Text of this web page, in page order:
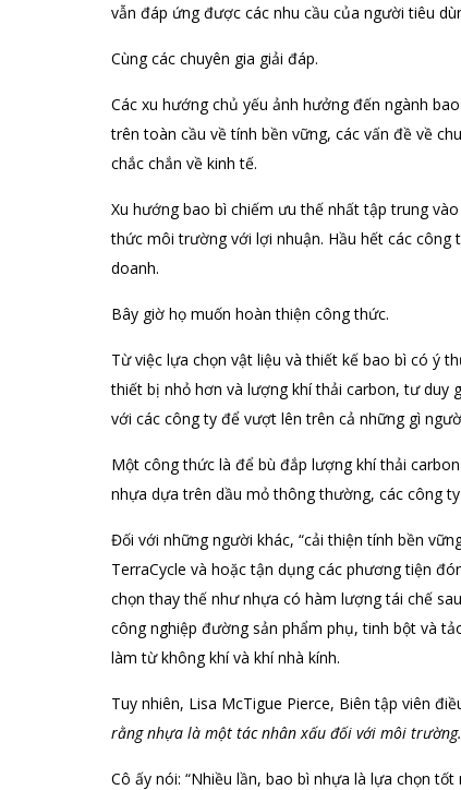
vẫn đáp ứng được các nhu cầu của người tiêu
Cùng các chuyên gia giải đáp.
Các xu hướng chủ yếu ảnh hưởng đến ngành
trên toàn cầu về tính bền vững, các vấn đề về
chắc chắn về kinh tế.
Xu hướng bao bì chiếm ưu thế nhất tập trung
thức môi trường với lợi nhuận. Hầu hết các
doanh.
Bây giờ họ muốn hoàn thiện công thức.
Từ việc lựa chọn vật liệu và thiết kế bao bì có ý
thiết bị nhỏ hơn và lượng khí thải carbon, tư duy
với các công ty để vượt lên trên cả những gì
Một công thức là để bù đắp lượng khí thải
nhựa dựa trên dầu mỏ thông thường, các công
Đối với những người khác, “cải thiện tính bền
TerraCycle và hoặc tận dụng các phương tiện
chọn thay thế như nhựa có hàm lượng tái chế
công nghiệp đường sản phẩm phụ, tinh bột và
làm từ không khí và khí nhà kính.
Tuy nhiên, Lisa McTigue Pierce, Biên tập viên
rằng nhựa là một tác nhân xấu đối với môi trường.
Cô ấy nói: “Nhiều lần, bao bì nhựa là lựa chọn